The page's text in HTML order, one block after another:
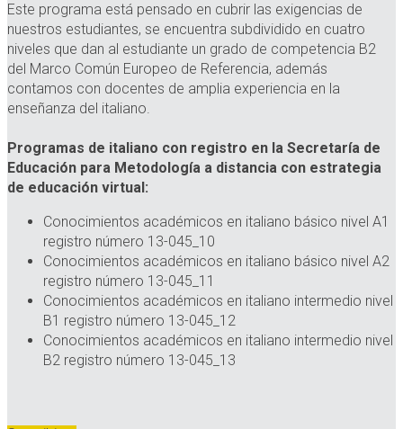
Este programa está pensado en cubrir las exigencias de
nuestros estudiantes, se encuentra subdividido en cuatro
niveles que dan al estudiante un grado de competencia B2
del Marco Común Europeo de Referencia, además
contamos con docentes de amplia experiencia en la
enseñanza del italiano.
Programas de italiano con registro en la Secretaría de
Educación para Metodología a distancia con estrategia
de educación virtual:
Conocimientos académicos en italiano básico nivel A1
registro número 13-045_10
Conocimientos académicos en italiano básico nivel A2
registro número 13-045_11
Conocimientos académicos en italiano intermedio nivel
B1 registro número 13-045_12
Conocimientos académicos en italiano intermedio nivel
B2 registro número 13-045_13